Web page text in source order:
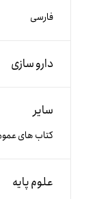
فارسی
دارو سازی
سایر
کتاب های
علوم پایه